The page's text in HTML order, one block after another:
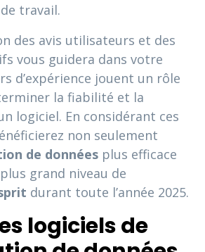
travail.
des avis utilisateurs et des
vous guidera dans votre
d’expérience jouent un rôle
la fiabilité et la
logiciel. En considérant ces
non seulement
de données plus efficace
grand niveau de
durant toute l’année 2025.
logiciels de